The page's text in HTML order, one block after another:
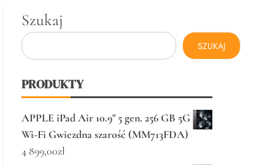
Szukaj
SZUKAJ
PRODUKTY
APPLE iPad Air 10.9" 5 gen. 256 GB 5G
Wi-Fi Gwiezdna szarość (MM713FDA)
4 899,00zł